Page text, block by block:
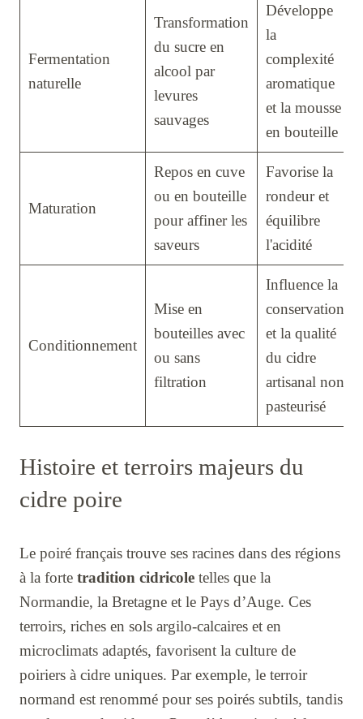
Fermentation
naturelle
Transformation
du sucre en
alcool par
levures
sauvages
Développe
la
complexité
aromatique
et la mousse
en bouteille
Maturation
Repos en cuve
ou en bouteille
pour affiner les
saveurs
Favorise la
rondeur et
équilibre
l'acidité
Conditionnement
Mise en
bouteilles avec
ou sans
filtration
Influence la
conservation
et la qualité
du cidre
artisanal non
pasteurisé
Histoire et terroirs majeurs du
cidre poire
Le poiré français trouve ses racines dans des régions
à la forte tradition cidricole telles que la
Normandie, la Bretagne et le Pays d’Auge. Ces
terroirs, riches en sols argilo-calcaires et en
microclimats adaptés, favorisent la culture de
poiriers à cidre uniques. Par exemple, le terroir
normand est renommé pour ses poirés subtils, tandis